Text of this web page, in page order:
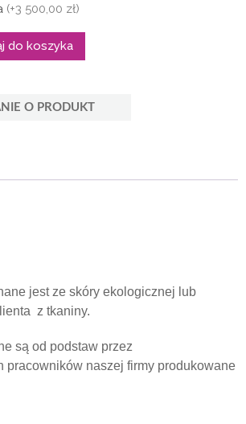
(+3 500,00 zł)
do koszyka
O PRODUKT
jest ze skóry ekologicznej lub
z tkaniny.
są od podstaw przez
pracowników naszej firmy produkowane